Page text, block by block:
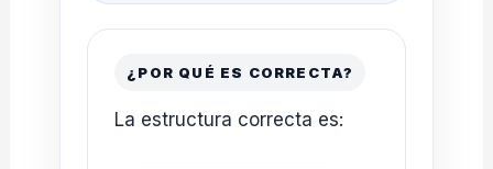
¿POR QUÉ ES CORRECTA?
La estructura correcta es: